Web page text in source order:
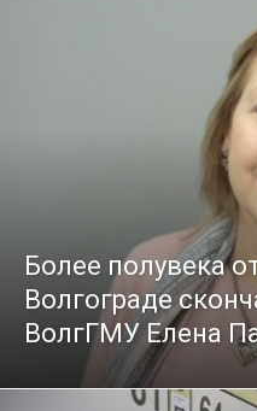
Более полувека
Волгограде
ВолгГМУ Елена